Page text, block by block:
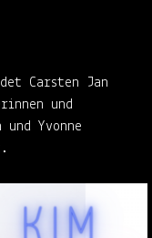
Carsten Jan
und
und Yvonne